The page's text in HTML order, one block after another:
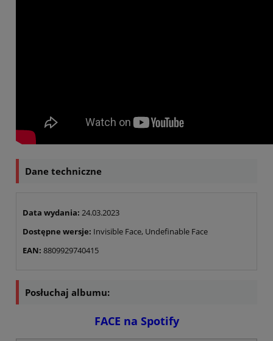
Dane techniczne
Data wydania: 24.03.2023
Dostępne wersje: Invisible Face, Undefinable Face
EAN: 8809929740415
Posłuchaj albumu:
FACE na Spotify